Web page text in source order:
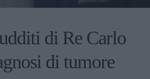
di Re Carlo
di tumore